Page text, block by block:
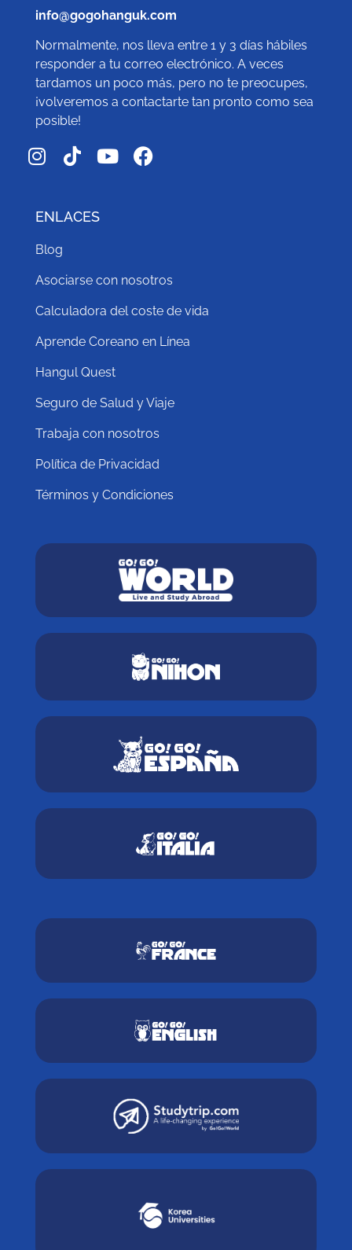
info@gogohanguk.com
Normalmente, nos lleva entre 1 y 3 días hábiles
responder a tu correo electrónico. A veces
tardamos un poco más, pero no te preocupes,
¡volveremos a contactarte tan pronto como sea
posible!
ENLACES
Blog
Asociarse con nosotros
Calculadora del coste de vida
Aprende Coreano en Línea
Hangul Quest
Seguro de Salud y Viaje
Trabaja con nosotros
Política de Privacidad
Términos y Condiciones